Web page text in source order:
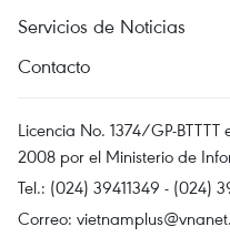
Servicios de Noticias
Contacto
Licencia No. 1374/GP-
2008 por el Ministerio de
Tel.: (024) 39411349 - (024)
Correo: